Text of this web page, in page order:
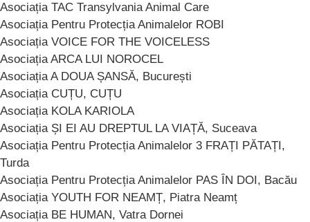
Asociația TAC Transylvania Animal Care
Asociația Pentru Protecția Animalelor ROBI
Asociația VOICE FOR THE VOICELESS
Asociația ARCA LUI NOROCEL
Asociația A DOUA ȘANSĂ, București
Asociația CUȚU, CUȚU
Asociația KOLA KARIOLA
Asociația ȘI EI AU DREPTUL LA VIAȚĂ, Suceava
Asociația Pentru Protecția Animalelor 3 FRAȚI PĂTAȚI,
Turda
Asociația Pentru Protecția Animalelor PAS ÎN DOI, Bacău
Asociația YOUTH FOR NEAMȚ, Piatra Neamț
Asociația BE HUMAN, Vatra Dornei